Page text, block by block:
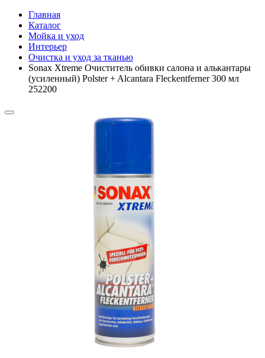
Главная
Каталог
Мойка и уход
Интерьер
Очистка и уход за тканью
Sonax Xtreme Очиститель обивки салона и алькантары
(усиленный) Polster + Alcantara Fleckentferner 300 мл
252200